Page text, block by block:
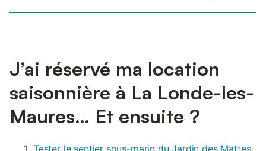
J’ai réservé ma location
saisonnière à La Londe-les-
Maures… Et ensuite ?